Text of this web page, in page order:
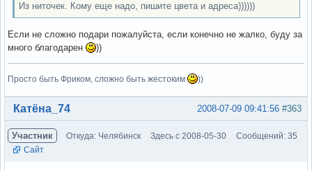
Из ниточек. Кому еще надо, пишите цвета и адреса))))))
Если не сложно подари пожалуйста, если конечно не жалко, буду за
много благодарен
))
Просто быть Фриком, сложно быть жестоким ))
Вне форума #363
2008-07-09 09:41:56
Катёна_74
Участник Откуда: Челябинск Здесь с 2008-05-30
Сообщений: 35
Сайт